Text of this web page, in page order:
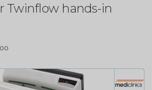
Twinflow hands-in